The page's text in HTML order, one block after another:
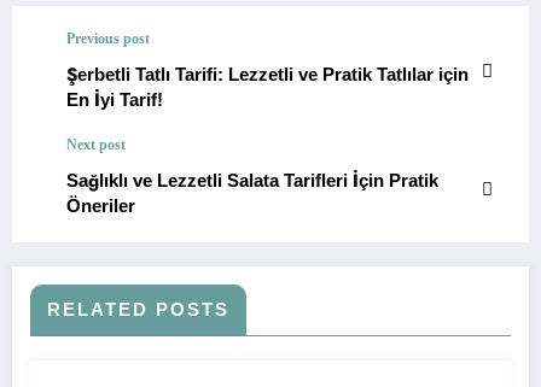
Previous post
Şerbetli Tatlı Tarifi: Lezzetli ve Pratik Tatlılar için
En İyi Tarif!
Next post
Sağlıklı ve Lezzetli Salata Tarifleri İçin Pratik
Öneriler
RELATED POSTS